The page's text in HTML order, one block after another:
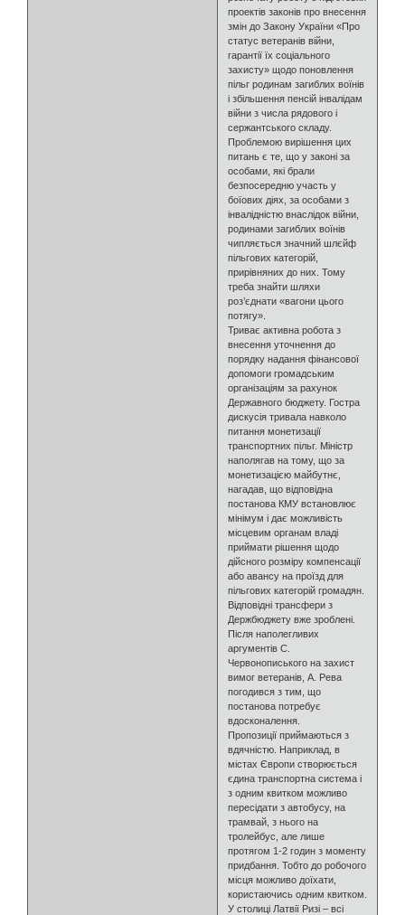
проектів законів про внесення
змін до Закону України «Про
статус ветеранів війни,
гарантії їх соціального
захисту» щодо поновлення
пільг родинам загиблих воїнів
і збільшення пенсій інвалідам
війни з числа рядового і
сержантського складу.
Проблемою вирішення цих
питань є те, що у законі за
особами, які брали
безпосередню участь у
боїових діях, за особами з
інвалідністю внаслідок війни,
родинами загиблих воїнів
чипляється значний шлєйф
пільгових категорій,
прирівняних до них. Тому
треба знайти шляхи
роз’єднати «вагони цього
потягу».
Триває активна робота з
внесення уточнення до
порядку надання фінансової
допомоги громадським
організаціям за рахунок
Державного бюджету. Гостра
дискусія тривала навколо
питання монетизації
транспортних пільг. Міністр
наполягав на тому, що за
монетизацією майбутнє,
нагадав, що відповідна
постанова КМУ встановлює
мінімум і дає можливість
місцевим органам владі
приймати рішення щодо
дійсного розміру компенсації
або авансу на проїзд для
пільгових категорій громадян.
Відповідні трансфери з
Держбюджету вже зроблені.
Після наполегливих
аргументів С.
Червонописького на захист
вимог ветеранів, А. Рева
погодився з тим, що
постанова потребує
вдосконалення.
Пропозиції приймаються з
вдячністю. Наприклад, в
містах Європи створюється
єдина транспортна система і
з одним квитком можливо
пересідати з автобусу, на
трамвай, з нього на
тролейбус, але лише
протягом 1-2 годин з моменту
придбання. Тобто до робочого
місця можливо доїхати,
користаючись одним квитком.
У столиці Латвії Ризі – всі